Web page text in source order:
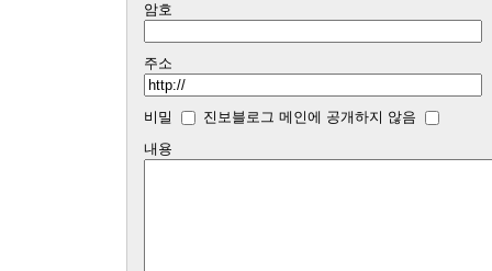
암호
주소
비밀
진보블로그 메인에 공개하지 않음
내용